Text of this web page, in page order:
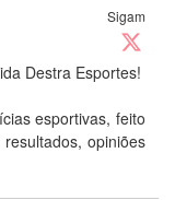
Sigam
Destra Esportes!
esportivas, feito
opiniões